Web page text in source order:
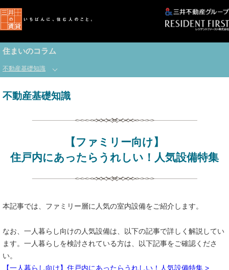
住まいのコラム
不動産基礎知識
不動産基礎知識
【ファミリー向け】
住戸内にあったらうれしい！人気設備特集
本記事では、ファミリー層に人気の室内設備をご紹介します。
なお、一人暮らし向けの人気設備は、以下の記事で詳しく解説してい
ます。一人暮らしを検討されている方は、以下記事をご確認くださ
い。
【一人暮らし向け】住戸内にあったらうれしい！人気設備特集 >